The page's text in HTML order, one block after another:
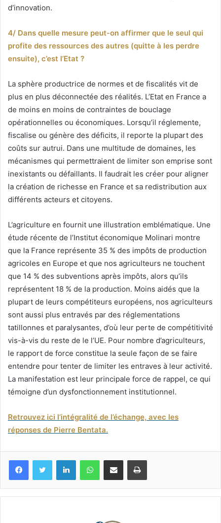
d’innovation.
4/ Dans quelle mesure peut-on affirmer que le seul qui
profite des ressources des autres (quitte à les perdre
ensuite), c’est l’Etat ?
La sphère productrice de normes et de fiscalités vit de
plus en plus déconnectée des réalités. L’Etat en France a
de moins en moins de contraintes de bouclage
opérationnelles ou économiques. Lorsqu’il réglemente,
fiscalise ou génère des déficits, il reporte la plupart des
coûts sur autrui. Dans une multitude de domaines, les
mécanismes qui permettraient de limiter son emprise sont
inexistants ou défaillants. Il faudrait les créer pour aligner
la création de richesse en France et sa redistribution aux
différents acteurs et citoyens.
L’agriculture en fournit une illustration emblématique. Une
étude récente de l’Institut économique Molinari montre
que la France représente 35 % des impôts de production
agricoles en Europe et que nos agriculteurs ne touchent
que 14 % des subventions après impôts, alors qu’ils
représentent 18 % de la production. Moins aidés que la
plupart de leurs compétiteurs européens, nos agriculteurs
sont aussi plus entravés par des réglementations
tatillonnes et paralysantes, d’où leur perte de compétitivité
vis-à-vis du reste de le l’UE. Pour nombre d’agriculteurs,
le rapport de force constitue la seule façon de se faire
entendre pour tenter de limiter les entraves à leur activité.
La manifestation est leur principale force de rappel, ce qui
témoigne d’un dysfonctionnement institutionnel.
Retrouvez ici l’intégralité de l’échange, avec les
réponses de Pierre Bentata.
FacebookTwitter LinkedinWhatsApp
Partagez par mail Imprimez